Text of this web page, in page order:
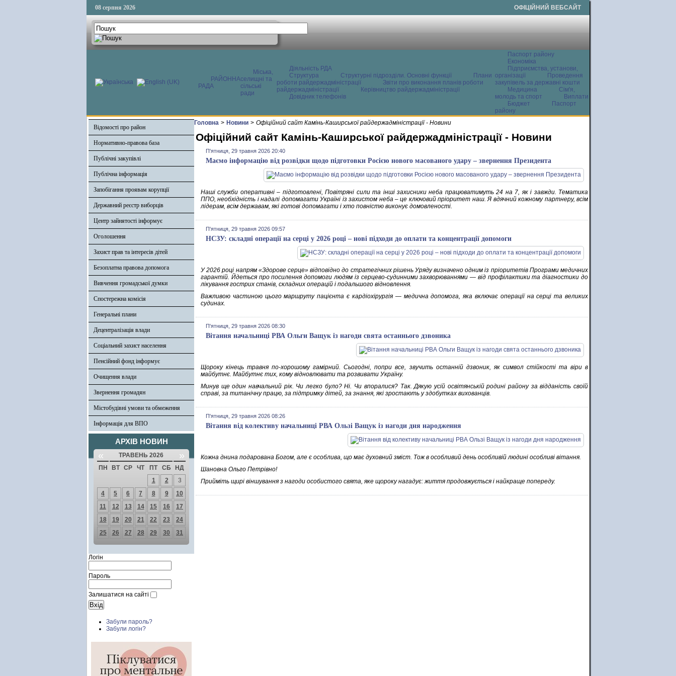
08 серпня 2026 ОФІЦІЙНИЙ ВЕБСАЙТ
РАЙОННА
РАДА
Міська,
селищні та
сільські
ради
Діяльність РДА
Структура
Структурні підрозділи. Основні функції
Плани
роботи райдержадміністрації
Звіти про виконання планів роботи
райдержадміністрації
Керівництво райдержадміністрації
Довідник телефонів
Паспорт району
Економіка
Підприємства, установи,
організації
Проведення
закупівель за державні кошти
Медицина
Сім'я,
молодь та спорт
Виплати
Бюджет
Паспорт
району
Відомості про район
Нормативно-правова база
Публічні закупівлі
Публічна інформація
Запобігання проявам корупції
Державний реєстр виборців
Центр зайнятості інформує
Оголошення
Захист прав та інтересів дітей
Безоплатна правова допомога
Вивчення громадської думки
Спостережна комісія
Генеральні плани
Децентралізація влади
Соціальний захист населення
Пенсійний фонд інформує
Очищення влади
Звернення громадян
Містобудівні умови та обмеження
Інформація для ВПО
АРХІВ НОВИН
« ТРАВЕНЬ 2026 »
ПН ВТ СР ЧТ ПТ СБ
НД
1
2
3
4
5 6 7 8 9
10
11
12 13 14 15 16
17
18
19 20 21 22 23
24
25
26 27 28 29 30 31
Логін
Пароль
Залишатися на сайті
Забули пароль?
Забули логін?
Головна > Новини > Офіційний сайт Камінь-Каширської райдержадміністрації - Новини
Офіційний сайт Камінь-Каширської райдержадміністрації - Новини
П'ятниця, 29 травня 2026 20:40
Маємо інформацію від розвідки щодо підготовки Росією нового масованого удару – звернення Президента
Наші служби оперативні – підготовлені, Повітряні сили та інші захисники неба працюватимуть 24 на 7, як і завжди. Тематика
ППО, необхідність і надалі допомагати Україні із захистом неба – це ключовий пріоритет наш. Я вдячний кожному партнеру, всім
лідерам, всім державам, які готові допомагати і хто повністю виконує домовленості.
П'ятниця, 29 травня 2026 09:57
НСЗУ: складні операції на серці у 2026 році – нові підходи до оплати та концентрації допомоги
У 2026 році напрям «Здорове серце» відповідно до стратегічних рішень Уряду визначено одним із пріоритетів Програми медичних
гарантій. Йдеться про посилення допомоги людям із серцево-судинними захворюваннями — від профілактики та діагностики до
лікування гострих станів, складних операцій і подальшого відновлення.
Важливою частиною цього маршруту пацієнта є кардіохірургія — медична допомога, яка включає операції на серці та великих
судинах.
П'ятниця, 29 травня 2026 08:30
Вітання начальниці РВА Ольги Ващук із нагоди свята останнього дзвоника
Щороку кінець травня по-хорошому гамірний. Сьогодні, попри все, звучить останній дзвоник, як символ стійкості та віри в
майбутнє. Майбутнє тих, кому відновлювати та розвивати Україну.
Минув ще один навчальний рік. Чи легко було? Ні. Чи впоралися? Так. Дякую усій освітянській родині району за відданість своїй
справі, за титанічну працю, за підтримку дітей, за знання, які зростають у здобутках вихованців.
П'ятниця, 29 травня 2026 08:26
Вітання від колективу начальниці РВА Ользі Ващук із нагоди дня народження
Кожна днина подарована Богом, але є особлива, що має духовний зміст. Тож в особливий день особливій людині особливі вітання.
Шановна Ольго Петрівно!
Прийміть щирі віншування з нагоди особистого свята, яке щороку нагадує: життя продовжується і найкраще попереду.